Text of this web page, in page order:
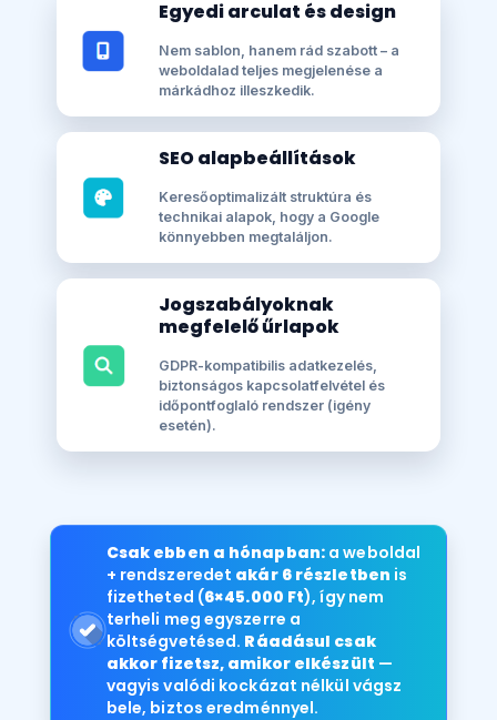
Egyedi arculat és design
Nem sablon, hanem rád szabott – a
weboldalad teljes megjelenése a
márkádhoz illeszkedik.
SEO alapbeállítások
Keresőoptimalizált struktúra és
technikai alapok, hogy a Google
könnyebben megtaláljon.
Jogszabályoknak
megfelelő űrlapok
GDPR-kompatibilis adatkezelés,
biztonságos kapcsolatfelvétel és
időpontfoglaló rendszer (igény
esetén).
Csak ebben a hónapban: a weboldal
+ rendszeredet akár 6 részletben is
fizetheted (6×45.000 Ft), így nem
terheli meg egyszerre a
költségvetésed. Ráadásul csak
akkor fizetsz, amikor elkészült —
vagyis valódi kockázat nélkül vágsz
bele, biztos eredménnyel.